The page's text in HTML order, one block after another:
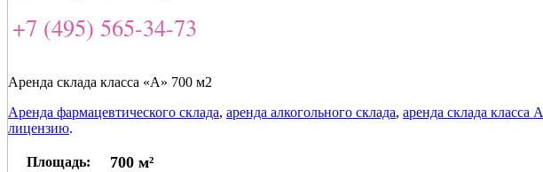
+7 (495) 565-34-73
Аренда склада класса «А» 700 м2
Аренда фармацевтического склада, аренда алкогольного склада, аренда склада класса А
лицензию.
Площадь: 700 м²